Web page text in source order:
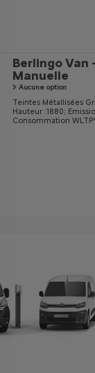
Berlingo Van
Manuelle
Aucune option
Teintes Métallisées
Hauteur :1880;
Consommation